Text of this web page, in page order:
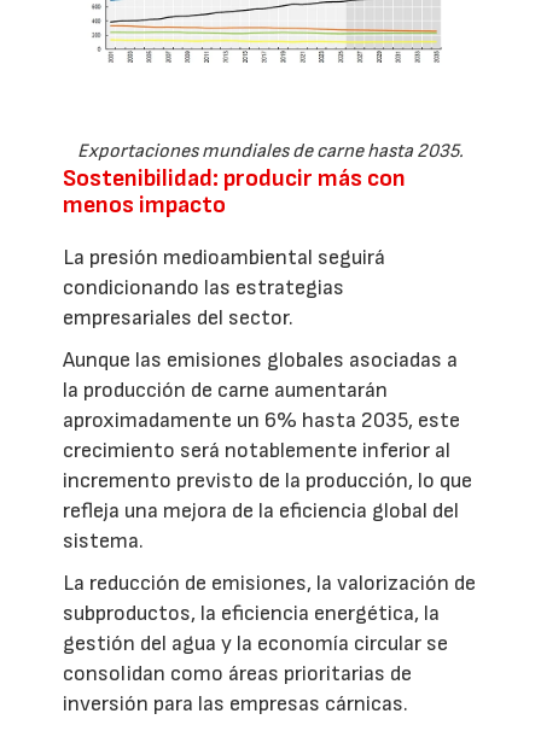
Exportaciones mundiales de carne hasta 2035.
Sostenibilidad: producir más con
menos impacto
La presión medioambiental seguirá
condicionando las estrategias
empresariales del sector.
Aunque las emisiones globales asociadas a
la producción de carne aumentarán
aproximadamente un 6% hasta 2035, este
crecimiento será notablemente inferior al
incremento previsto de la producción, lo que
refleja una mejora de la eficiencia global del
sistema.
La reducción de emisiones, la valorización de
subproductos, la eficiencia energética, la
gestión del agua y la economía circular se
consolidan como áreas prioritarias de
inversión para las empresas cárnicas.